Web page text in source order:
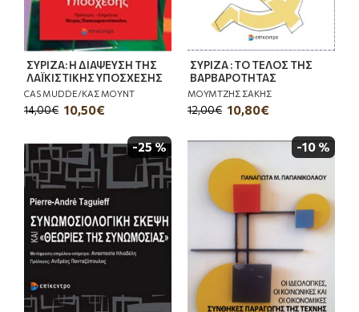
ΣΥΡΙΖΑ: Η ΔΙΑΨΕΥΣΗ ΤΗΣ
ΛΑΪΚΙΣΤΙΚΗΣ ΥΠΟΣΧΕΣΗΣ
CAS MUDDE/ΚΑΣ ΜΟΥΝΤ
10,50€
14,00€
ΣΥΡΙΖΑ : ΤΟ ΤΕΛΟΣ ΤΗΣ
ΒΑΡΒΑΡΟΤΗΤΑΣ
ΜΟΥΜΤΖΗΣ ΣΑΚΗΣ
10,80€
12,00€
-25 % -10 %